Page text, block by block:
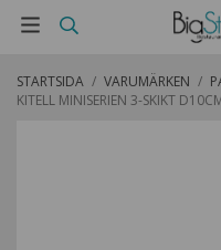
STARTSIDA / VARUMÄRKEN /
KITELL MINISERIEN 3-SKIKT